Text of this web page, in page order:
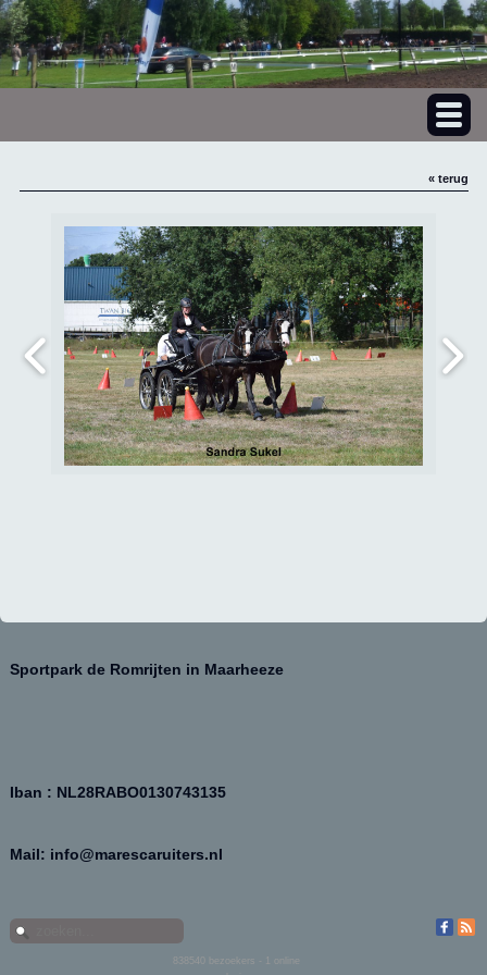
« terug
Sportpark de Romrijten in Maarheeze
Iban : NL28RABO0130743135
Mail: info@marescaruiters.nl
838540
bezoekers - 1 online